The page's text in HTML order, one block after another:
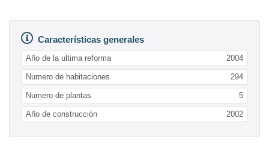
Características generales
Año de la ultima reforma 2004
Numero de habitaciones 294
Numero de plantas 5
Año de construcción 2002